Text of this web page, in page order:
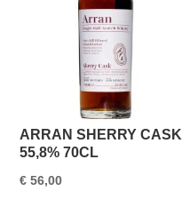
ARRAN SHERRY CASK
55,8% 70CL
€ 56,00